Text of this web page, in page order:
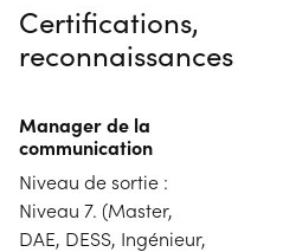
Certifications,
reconnaissances
Manager de la
communication
Niveau de sortie :
Niveau 7. (Master,
DAE, DESS, Ingénieur,